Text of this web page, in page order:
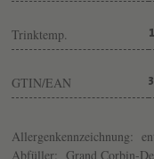
Trinktemp.
GTIN/EAN
Allergenkennzeichnung:
Abfüller: Grand Corbin-